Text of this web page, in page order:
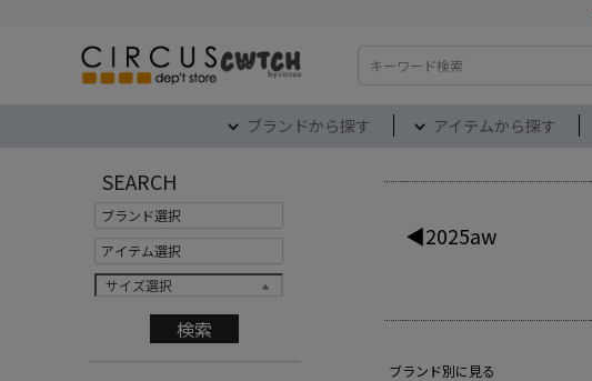
検索
ブランドから探す アイテムから探す
SEARCH
サイズ選択
◀2025aw
ブランド別に見る